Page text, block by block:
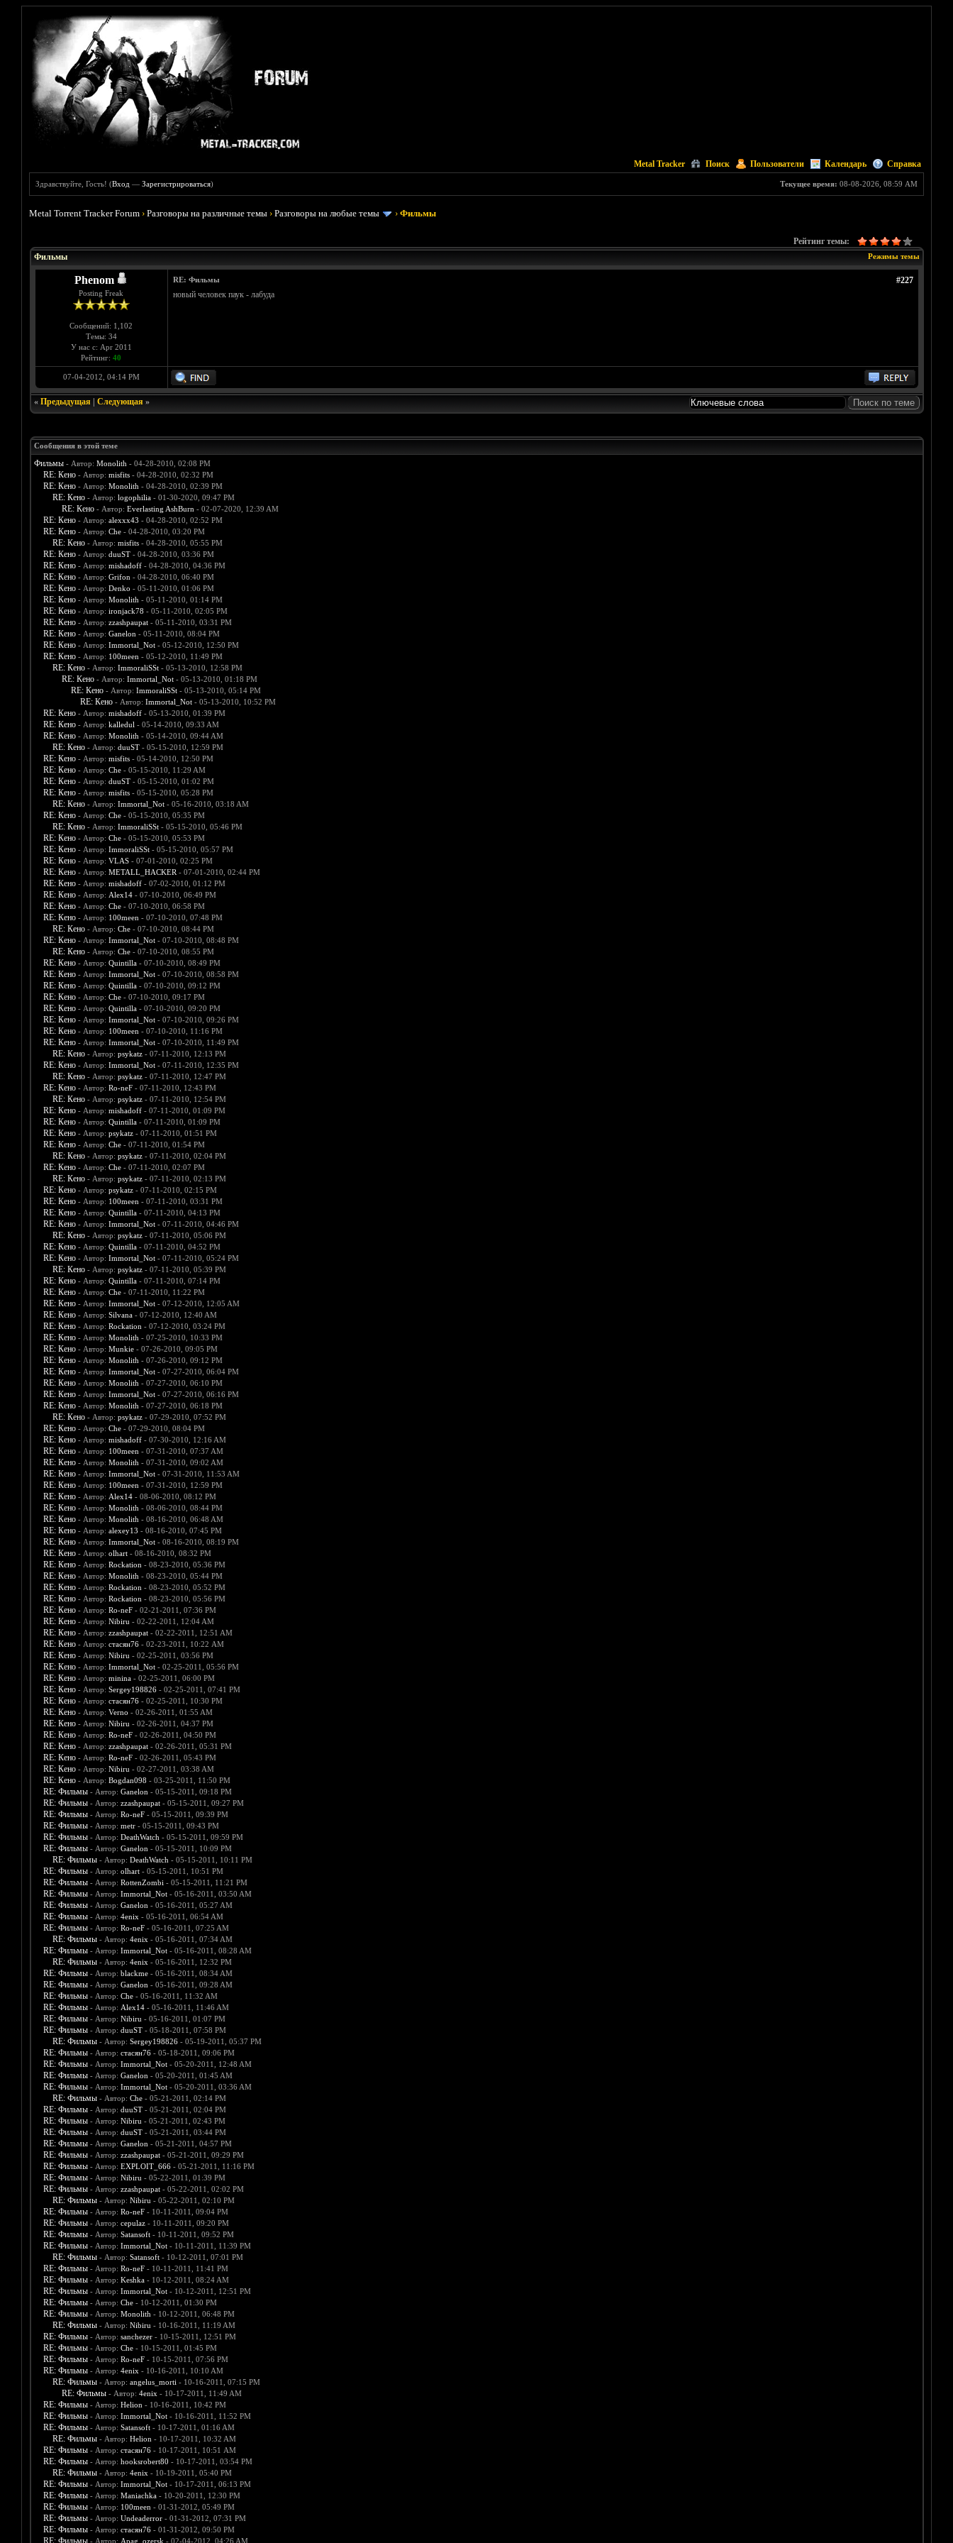
Metal Tracker Поиск Пользователи Календарь Справка
Текущее время: 08-08-2026, 08:59 AM
Здравствуйте, Гость! (Вход —Зарегистрироваться)
Metal Torrent Tracker Forum ›Разговоры на различные темы ›Разговоры на любые темы ›Фильмы
Рейтинг темы:
Режимы темы
Фильмы
Phenom
Posting Freak
Сообщений: 1,102
Темы: 34
У нас с: Apr 2011
Рейтинг: 40
#227
RE: Фильмы
новый человек паук - лабуда
07-04-2012, 04:14 PM
« Предыдущая| Следующая»
Сообщения в этой теме
Фильмы - Автор: Monolith - 04-28-2010, 02:08 PM
RE: Кено - Автор: misfits- 04-28-2010, 02:32 PM
RE: Кено - Автор: Monolith - 04-28-2010, 02:39 PM
RE: Кено - Автор: logophilia- 01-30-2020, 09:47 PM
RE: Кено - Автор: Everlasting AshBurn - 02-07-2020, 12:39 AM
RE: Кено - Автор: alexxx43 - 04-28-2010, 02:52 PM
RE: Кено - Автор: Che- 04-28-2010, 03:20 PM
RE: Кено - Автор: misfits- 04-28-2010, 05:55 PM
RE: Кено - Автор: duuST- 04-28-2010, 03:36 PM
RE: Кено - Автор: mishadoff- 04-28-2010, 04:36 PM
RE: Кено - Автор: Grifon - 04-28-2010, 06:40 PM
RE: Кено - Автор: Denko - 05-11-2010, 01:06 PM
RE: Кено - Автор: Monolith - 05-11-2010, 01:14 PM
RE: Кено - Автор: ironjack78 - 05-11-2010, 02:05 PM
RE: Кено - Автор: zzashpaupat- 05-11-2010, 03:31 PM
RE: Кено - Автор: Ganelon - 05-11-2010, 08:04 PM
RE: Кено - Автор: Immortal_Not- 05-12-2010, 12:50 PM
RE: Кено - Автор: 100meen - 05-12-2010, 11:49 PM
RE: Кено - Автор: ImmoraliSSt- 05-13-2010, 12:58 PM
RE: Кено - Автор: Immortal_Not- 05-13-2010, 01:18 PM
RE: Кено - Автор: ImmoraliSSt- 05-13-2010, 05:14 PM
RE: Кено - Автор: Immortal_Not- 05-13-2010, 10:52 PM
RE: Кено - Автор: mishadoff- 05-13-2010, 01:39 PM
RE: Кено - Автор: kalledul - 05-14-2010, 09:33 AM
RE: Кено - Автор: Monolith - 05-14-2010, 09:44 AM
RE: Кено - Автор: duuST- 05-15-2010, 12:59 PM
RE: Кено - Автор: misfits- 05-14-2010, 12:50 PM
RE: Кено - Автор: Che- 05-15-2010, 11:29 AM
RE: Кено - Автор: duuST- 05-15-2010, 01:02 PM
RE: Кено - Автор: misfits- 05-15-2010, 05:28 PM
RE: Кено - Автор: Immortal_Not- 05-16-2010, 03:18 AM
RE: Кено - Автор: Che- 05-15-2010, 05:35 PM
RE: Кено - Автор: ImmoraliSSt- 05-15-2010, 05:46 PM
RE: Кено - Автор: Che- 05-15-2010, 05:53 PM
RE: Кено - Автор: ImmoraliSSt- 05-15-2010, 05:57 PM
RE: Кено - Автор: VLAS- 07-01-2010, 02:25 PM
RE: Кено - Автор: METALL_HACKER - 07-01-2010, 02:44 PM
RE: Кено - Автор: mishadoff- 07-02-2010, 01:12 PM
RE: Кено - Автор: Alex14- 07-10-2010, 06:49 PM
RE: Кено - Автор: Che- 07-10-2010, 06:58 PM
RE: Кено - Автор: 100meen - 07-10-2010, 07:48 PM
RE: Кено - Автор: Che- 07-10-2010, 08:44 PM
RE: Кено - Автор: Immortal_Not- 07-10-2010, 08:48 PM
RE: Кено - Автор: Che- 07-10-2010, 08:55 PM
RE: Кено - Автор: Quintilla- 07-10-2010, 08:49 PM
RE: Кено - Автор: Immortal_Not- 07-10-2010, 08:58 PM
RE: Кено - Автор: Quintilla- 07-10-2010, 09:12 PM
RE: Кено - Автор: Che- 07-10-2010, 09:17 PM
RE: Кено - Автор: Quintilla- 07-10-2010, 09:20 PM
RE: Кено - Автор: Immortal_Not- 07-10-2010, 09:26 PM
RE: Кено - Автор: 100meen - 07-10-2010, 11:16 PM
RE: Кено - Автор: Immortal_Not- 07-10-2010, 11:49 PM
RE: Кено - Автор: psykatz- 07-11-2010, 12:13 PM
RE: Кено - Автор: Immortal_Not- 07-11-2010, 12:35 PM
RE: Кено - Автор: psykatz- 07-11-2010, 12:47 PM
RE: Кено - Автор: Ro-neF- 07-11-2010, 12:43 PM
RE: Кено - Автор: psykatz- 07-11-2010, 12:54 PM
RE: Кено - Автор: mishadoff- 07-11-2010, 01:09 PM
RE: Кено - Автор: Quintilla- 07-11-2010, 01:09 PM
RE: Кено - Автор: psykatz- 07-11-2010, 01:51 PM
RE: Кено - Автор: Che- 07-11-2010, 01:54 PM
RE: Кено - Автор: psykatz- 07-11-2010, 02:04 PM
RE: Кено - Автор: Che- 07-11-2010, 02:07 PM
RE: Кено - Автор: psykatz- 07-11-2010, 02:13 PM
RE: Кено - Автор: psykatz- 07-11-2010, 02:15 PM
RE: Кено - Автор: 100meen - 07-11-2010, 03:31 PM
RE: Кено - Автор: Quintilla- 07-11-2010, 04:13 PM
RE: Кено - Автор: Immortal_Not- 07-11-2010, 04:46 PM
RE: Кено - Автор: psykatz- 07-11-2010, 05:06 PM
RE: Кено - Автор: Quintilla- 07-11-2010, 04:52 PM
RE: Кено - Автор: Immortal_Not- 07-11-2010, 05:24 PM
RE: Кено - Автор: psykatz- 07-11-2010, 05:39 PM
RE: Кено - Автор: Quintilla- 07-11-2010, 07:14 PM
RE: Кено - Автор: Che- 07-11-2010, 11:22 PM
RE: Кено - Автор: Immortal_Not- 07-12-2010, 12:05 AM
RE: Кено - Автор: Silvana- 07-12-2010, 12:40 AM
RE: Кено - Автор: Rockation - 07-12-2010, 03:24 PM
RE: Кено - Автор: Monolith - 07-25-2010, 10:33 PM
RE: Кено - Автор: Munkie- 07-26-2010, 09:05 PM
RE: Кено - Автор: Monolith - 07-26-2010, 09:12 PM
RE: Кено - Автор: Immortal_Not- 07-27-2010, 06:04 PM
RE: Кено - Автор: Monolith - 07-27-2010, 06:10 PM
RE: Кено - Автор: Immortal_Not- 07-27-2010, 06:16 PM
RE: Кено - Автор: Monolith - 07-27-2010, 06:18 PM
RE: Кено - Автор: psykatz- 07-29-2010, 07:52 PM
RE: Кено - Автор: Che- 07-29-2010, 08:04 PM
RE: Кено - Автор: mishadoff- 07-30-2010, 12:16 AM
RE: Кено - Автор: 100meen - 07-31-2010, 07:37 AM
RE: Кено - Автор: Monolith - 07-31-2010, 09:02 AM
RE: Кено - Автор: Immortal_Not- 07-31-2010, 11:53 AM
RE: Кено - Автор: 100meen - 07-31-2010, 12:59 PM
RE: Кено - Автор: Alex14- 08-06-2010, 08:12 PM
RE: Кено - Автор: Monolith - 08-06-2010, 08:44 PM
RE: Кено - Автор: Monolith - 08-16-2010, 06:48 AM
RE: Кено - Автор: alexey13 - 08-16-2010, 07:45 PM
RE: Кено - Автор: Immortal_Not- 08-16-2010, 08:19 PM
RE: Кено - Автор: olhart- 08-16-2010, 08:32 PM
RE: Кено - Автор: Rockation - 08-23-2010, 05:36 PM
RE: Кено - Автор: Monolith - 08-23-2010, 05:44 PM
RE: Кено - Автор: Rockation - 08-23-2010, 05:52 PM
RE: Кено - Автор: Rockation - 08-23-2010, 05:56 PM
RE: Кено - Автор: Ro-neF- 02-21-2011, 07:36 PM
RE: Кено - Автор: Nibiru - 02-22-2011, 12:04 AM
RE: Кено - Автор: zzashpaupat- 02-22-2011, 12:51 AM
RE: Кено - Автор: стасян76- 02-23-2011, 10:22 AM
RE: Кено - Автор: Nibiru - 02-25-2011, 03:56 PM
RE: Кено - Автор: Immortal_Not- 02-25-2011, 05:56 PM
RE: Кено - Автор: minina- 02-25-2011, 06:00 PM
RE: Кено - Автор: Sergey198826- 02-25-2011, 07:41 PM
RE: Кено - Автор: стасян76- 02-25-2011, 10:30 PM
RE: Кено - Автор: Verno - 02-26-2011, 01:55 AM
RE: Кено - Автор: Nibiru - 02-26-2011, 04:37 PM
RE: Кено - Автор: Ro-neF- 02-26-2011, 04:50 PM
RE: Кено - Автор: zzashpaupat- 02-26-2011, 05:31 PM
RE: Кено - Автор: Ro-neF- 02-26-2011, 05:43 PM
RE: Кено - Автор: Nibiru - 02-27-2011, 03:38 AM
RE: Кено - Автор: Bogdan098 - 03-25-2011, 11:50 PM
RE: Фильмы - Автор: Ganelon - 05-15-2011, 09:18 PM
RE: Фильмы - Автор: zzashpaupat- 05-15-2011, 09:27 PM
RE: Фильмы - Автор: Ro-neF- 05-15-2011, 09:39 PM
RE: Фильмы - Автор: metr- 05-15-2011, 09:43 PM
RE: Фильмы - Автор: DeathWatch - 05-15-2011, 09:59 PM
RE: Фильмы - Автор: Ganelon - 05-15-2011, 10:09 PM
RE: Фильмы - Автор: DeathWatch - 05-15-2011, 10:11 PM
RE: Фильмы - Автор: olhart- 05-15-2011, 10:51 PM
RE: Фильмы - Автор: RottenZombi - 05-15-2011, 11:21 PM
RE: Фильмы - Автор: Immortal_Not- 05-16-2011, 03:50 AM
RE: Фильмы - Автор: Ganelon - 05-16-2011, 05:27 AM
RE: Фильмы - Автор: 4enix - 05-16-2011, 06:54 AM
RE: Фильмы - Автор: Ro-neF- 05-16-2011, 07:25 AM
RE: Фильмы - Автор: 4enix - 05-16-2011, 07:34 AM
RE: Фильмы - Автор: Immortal_Not- 05-16-2011, 08:28 AM
RE: Фильмы - Автор: 4enix - 05-16-2011, 12:32 PM
RE: Фильмы - Автор: blackme- 05-16-2011, 08:34 AM
RE: Фильмы - Автор: Ganelon - 05-16-2011, 09:28 AM
RE: Фильмы - Автор: Che- 05-16-2011, 11:32 AM
RE: Фильмы - Автор: Alex14- 05-16-2011, 11:46 AM
RE: Фильмы - Автор: Nibiru - 05-16-2011, 01:07 PM
RE: Фильмы - Автор: duuST- 05-18-2011, 07:58 PM
RE: Фильмы - Автор: Sergey198826- 05-19-2011, 05:37 PM
RE: Фильмы - Автор: стасян76- 05-18-2011, 09:06 PM
RE: Фильмы - Автор: Immortal_Not- 05-20-2011, 12:48 AM
RE: Фильмы - Автор: Ganelon - 05-20-2011, 01:45 AM
RE: Фильмы - Автор: Immortal_Not- 05-20-2011, 03:36 AM
RE: Фильмы - Автор: Che- 05-21-2011, 02:14 PM
RE: Фильмы - Автор: duuST- 05-21-2011, 02:04 PM
RE: Фильмы - Автор: Nibiru - 05-21-2011, 02:43 PM
RE: Фильмы - Автор: duuST- 05-21-2011, 03:44 PM
RE: Фильмы - Автор: Ganelon - 05-21-2011, 04:57 PM
RE: Фильмы - Автор: zzashpaupat- 05-21-2011, 09:29 PM
RE: Фильмы - Автор: EXPLOIT_666- 05-21-2011, 11:16 PM
RE: Фильмы - Автор: Nibiru - 05-22-2011, 01:39 PM
RE: Фильмы - Автор: zzashpaupat- 05-22-2011, 02:02 PM
RE: Фильмы - Автор: Nibiru - 05-22-2011, 02:10 PM
RE: Фильмы - Автор: Ro-neF- 10-11-2011, 09:04 PM
RE: Фильмы - Автор: cepulaz- 10-11-2011, 09:20 PM
RE: Фильмы - Автор: Satansoft- 10-11-2011, 09:52 PM
RE: Фильмы - Автор: Immortal_Not- 10-11-2011, 11:39 PM
RE: Фильмы - Автор: Satansoft- 10-12-2011, 07:01 PM
RE: Фильмы - Автор: Ro-neF- 10-11-2011, 11:41 PM
RE: Фильмы - Автор: Keshka- 10-12-2011, 08:24 AM
RE: Фильмы - Автор: Immortal_Not- 10-12-2011, 12:51 PM
RE: Фильмы - Автор: Che- 10-12-2011, 01:30 PM
RE: Фильмы - Автор: Monolith - 10-12-2011, 06:48 PM
RE: Фильмы - Автор: Nibiru - 10-16-2011, 11:19 AM
RE: Фильмы - Автор: sanchezer- 10-15-2011, 12:51 PM
RE: Фильмы - Автор: Che- 10-15-2011, 01:45 PM
RE: Фильмы - Автор: Ro-neF- 10-15-2011, 07:56 PM
RE: Фильмы - Автор: 4enix - 10-16-2011, 10:10 AM
RE: Фильмы - Автор: angelus_morti - 10-16-2011, 07:15 PM
RE: Фильмы - Автор: 4enix - 10-17-2011, 11:49 AM
RE: Фильмы - Автор: Helion - 10-16-2011, 10:42 PM
RE: Фильмы - Автор: Immortal_Not- 10-16-2011, 11:52 PM
RE: Фильмы - Автор: Satansoft- 10-17-2011, 01:16 AM
RE: Фильмы - Автор: Helion - 10-17-2011, 10:32 AM
RE: Фильмы - Автор: стасян76- 10-17-2011, 10:51 AM
RE: Фильмы - Автор: hooksrobert80 - 10-17-2011, 03:54 PM
RE: Фильмы - Автор: 4enix - 10-19-2011, 05:40 PM
RE: Фильмы - Автор: Immortal_Not- 10-17-2011, 06:13 PM
RE: Фильмы - Автор: Maniachka- 10-20-2011, 12:30 PM
RE: Фильмы - Автор: 100meen - 01-31-2012, 05:49 PM
RE: Фильмы - Автор: Undeaderror- 01-31-2012, 07:31 PM
RE: Фильмы - Автор: стасян76- 01-31-2012, 09:50 PM
RE: Фильмы - Автор: Apag_ozersk - 02-04-2012, 04:26 AM